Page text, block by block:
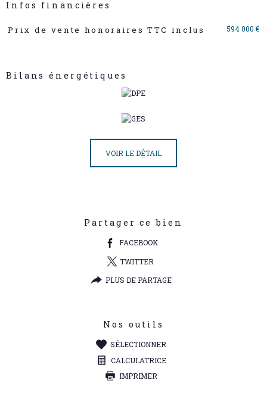
Infos financières
Caractéristiques Valeurs
Prix de vente honoraires TTC inclus 594 000 €
Bilans énergétiques
VOIR LE DÉTAIL
Partager ce bien
FACEBOOK
TWITTER
PLUS DE PARTAGE
Nos outils
SÉLECTIONNER
CALCULATRICE
IMPRIMER
Ce bien vous est